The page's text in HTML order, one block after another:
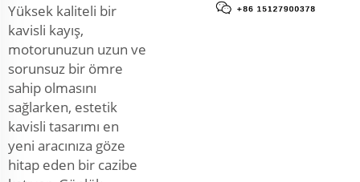
Yüksek kaliteli bir
kavisli kayış,
motorunuzun uzun ve
sorunsuz bir ömre
sahip olmasını
sağlarken, estetik
kavisli tasarımı en
yeni aracınıza göze
hitap eden bir cazibe